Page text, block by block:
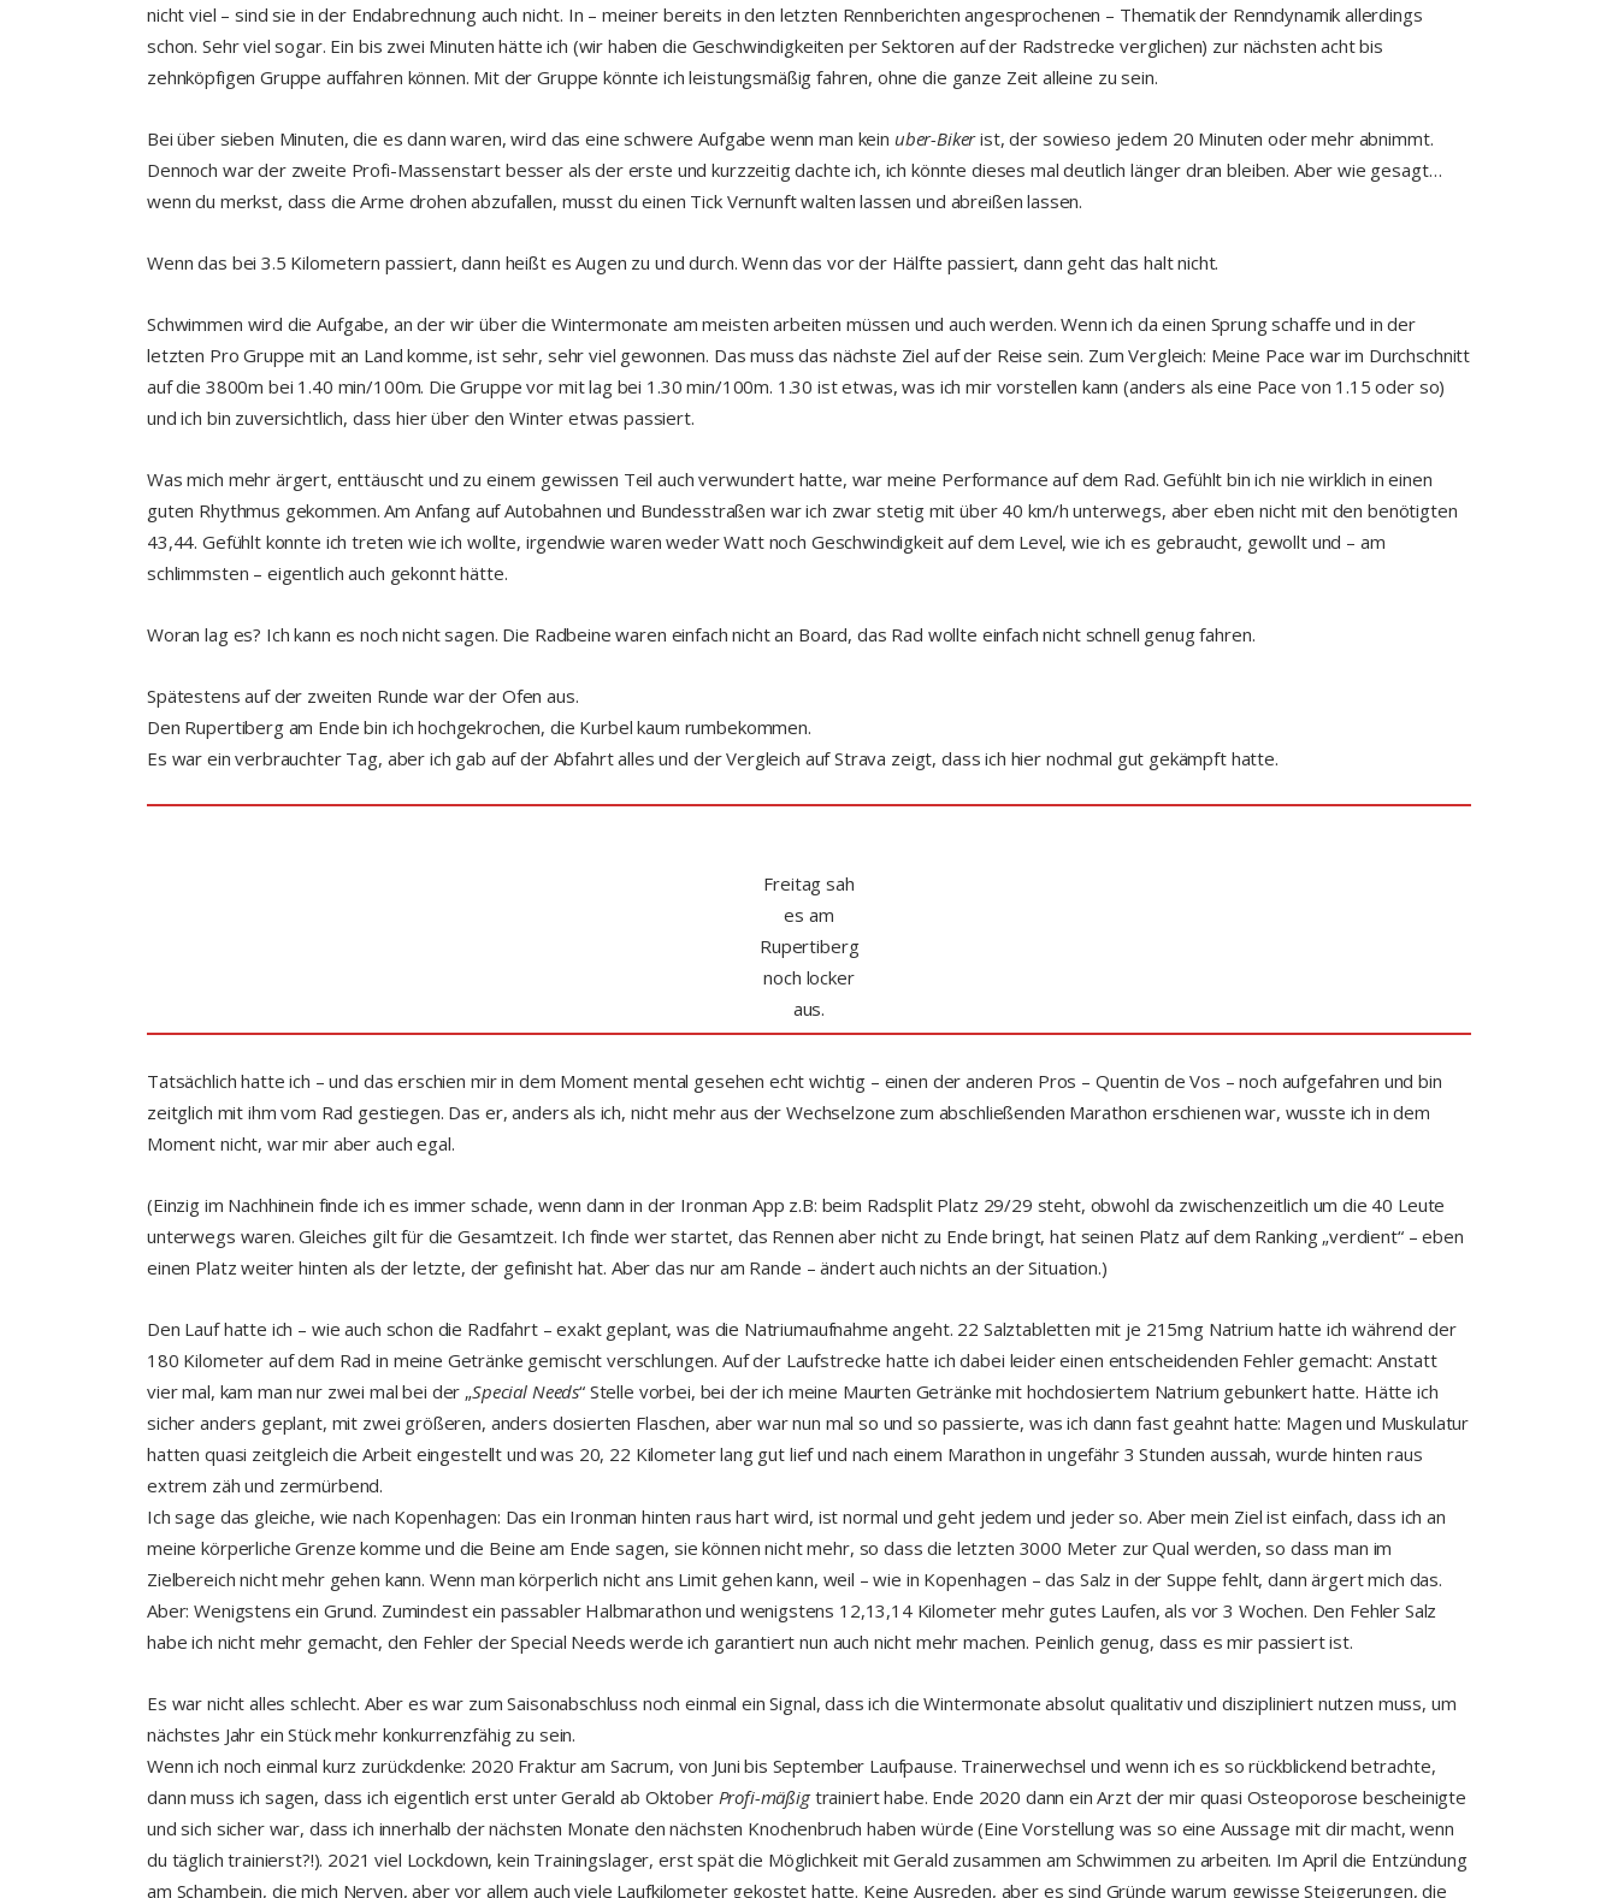
nicht viel – sind sie in der Endabrechnung auch nicht. In – meiner bereits in den letzten Rennberichten angesprochenen – Thematik der Renndynamik allerdings
schon. Sehr viel sogar. Ein bis zwei Minuten hätte ich (wir haben die Geschwindigkeiten per Sektoren auf der Radstrecke verglichen) zur nächsten acht bis
zehnköpfigen Gruppe auffahren können. Mit der Gruppe könnte ich leistungsmäßig fahren, ohne die ganze Zeit alleine zu sein.
Bei über sieben Minuten, die es dann waren, wird das eine schwere Aufgabe wenn man kein uber-Bikerist, der sowieso jedem 20 Minuten oder mehr abnimmt.
Dennoch war der zweite Profi-Massenstart besser als der erste und kurzzeitig dachte ich, ich könnte dieses mal deutlich länger dran bleiben. Aber wie gesagt…
wenn du merkst, dass die Arme drohen abzufallen, musst du einen Tick Vernunft walten lassen und abreißen lassen.
Wenn das bei 3.5 Kilometern passiert, dann heißt es Augen zu und durch. Wenn das vor der Hälfte passiert, dann geht das halt nicht.
Schwimmen wird die Aufgabe, an der wir über die Wintermonate am meisten arbeiten müssen und auch werden. Wenn ich da einen Sprung schaffe und in der
letzten Pro Gruppe mit an Land komme, ist sehr, sehr viel gewonnen. Das muss das nächste Ziel auf der Reise sein. Zum Vergleich: Meine Pace war im Durchschnitt
auf die 3800m bei 1.40 min/100m. Die Gruppe vor mit lag bei 1.30 min/100m. 1.30 ist etwas, was ich mir vorstellen kann (anders als eine Pace von 1.15 oder so)
und ich bin zuversichtlich, dass hier über den Winter etwas passiert.
Was mich mehr ärgert, enttäuscht und zu einem gewissen Teil auch verwundert hatte, war meine Performance auf dem Rad. Gefühlt bin ich nie wirklich in einen
guten Rhythmus gekommen. Am Anfang auf Autobahnen und Bundesstraßen war ich zwar stetig mit über 40 km/h unterwegs, aber eben nicht mit den benötigten
43,44. Gefühlt konnte ich treten wie ich wollte, irgendwie waren weder Watt noch Geschwindigkeit auf dem Level, wie ich es gebraucht, gewollt und – am
schlimmsten – eigentlich auch gekonnt hätte.
Woran lag es? Ich kann es noch nicht sagen. Die Radbeine waren einfach nicht an Board, das Rad wollte einfach nicht schnell genug fahren.
Spätestens auf der zweiten Runde war der Ofen aus.
Den Rupertiberg am Ende bin ich hochgekrochen, die Kurbel kaum rumbekommen.
Es war ein verbrauchter Tag, aber ich gab auf der Abfahrt alles und der Vergleich auf Strava zeigt, dass ich hier nochmal gut gekämpft hatte.
Freitag sah
es am
Rupertiberg
noch locker
aus.
Tatsächlich hatte ich – und das erschien mir in dem Moment mental gesehen echt wichtig – einen der anderen Pros – Quentin de Vos – noch aufgefahren und bin
zeitglich mit ihm vom Rad gestiegen. Das er, anders als ich, nicht mehr aus der Wechselzone zum abschließenden Marathon erschienen war, wusste ich in dem
Moment nicht, war mir aber auch egal.
(Einzig im Nachhinein finde ich es immer schade, wenn dann in der Ironman App z.B: beim Radsplit Platz 29/29 steht, obwohl da zwischenzeitlich um die 40 Leute
unterwegs waren. Gleiches gilt für die Gesamtzeit. Ich finde wer startet, das Rennen aber nicht zu Ende bringt, hat seinen Platz auf dem Ranking „verdient“ – eben
einen Platz weiter hinten als der letzte, der gefinisht hat. Aber das nur am Rande – ändert auch nichts an der Situation.)
Den Lauf hatte ich – wie auch schon die Radfahrt – exakt geplant, was die Natriumaufnahme angeht. 22 Salztabletten mit je 215mg Natrium hatte ich während der
180 Kilometer auf dem Rad in meine Getränke gemischt verschlungen. Auf der Laufstrecke hatte ich dabei leider einen entscheidenden Fehler gemacht: Anstatt
vier mal, kam man nur zwei mal bei der „Special Needs“ Stelle vorbei, bei der ich meine Maurten Getränke mit hochdosiertem Natrium gebunkert hatte. Hätte ich
sicher anders geplant, mit zwei größeren, anders dosierten Flaschen, aber war nun mal so und so passierte, was ich dann fast geahnt hatte: Magen und Muskulatur
hatten quasi zeitgleich die Arbeit eingestellt und was 20, 22 Kilometer lang gut lief und nach einem Marathon in ungefähr 3 Stunden aussah, wurde hinten raus
extrem zäh und zermürbend.
Ich sage das gleiche, wie nach Kopenhagen: Das ein Ironman hinten raus hart wird, ist normal und geht jedem und jeder so. Aber mein Ziel ist einfach, dass ich an
meine körperliche Grenze komme und die Beine am Ende sagen, sie können nicht mehr, so dass die letzten 3000 Meter zur Qual werden, so dass man im
Zielbereich nicht mehr gehen kann. Wenn man körperlich nicht ans Limit gehen kann, weil – wie in Kopenhagen – das Salz in der Suppe fehlt, dann ärgert mich das.
Aber: Wenigstens ein Grund. Zumindest ein passabler Halbmarathon und wenigstens 12,13,14 Kilometer mehr gutes Laufen, als vor 3 Wochen. Den Fehler Salz
habe ich nicht mehr gemacht, den Fehler der Special Needs werde ich garantiert nun auch nicht mehr machen. Peinlich genug, dass es mir passiert ist.
Es war nicht alles schlecht. Aber es war zum Saisonabschluss noch einmal ein Signal, dass ich die Wintermonate absolut qualitativ und diszipliniert nutzen muss, um
nächstes Jahr ein Stück mehr konkurrenzfähig zu sein.
Wenn ich noch einmal kurz zurückdenke: 2020 Fraktur am Sacrum, von Juni bis September Laufpause. Trainerwechsel und wenn ich es so rückblickend betrachte,
dann muss ich sagen, dass ich eigentlich erst unter Gerald ab Oktober Profi-mäßigtrainiert habe. Ende 2020 dann ein Arzt der mir quasi Osteoporose bescheinigte
und sich sicher war, dass ich innerhalb der nächsten Monate den nächsten Knochenbruch haben würde (Eine Vorstellung was so eine Aussage mit dir macht, wenn
du täglich trainierst?!). 2021 viel Lockdown, kein Trainingslager, erst spät die Möglichkeit mit Gerald zusammen am Schwimmen zu arbeiten. Im April die Entzündung
am Schambein, die mich Nerven, aber vor allem auch viele Laufkilometer gekostet hatte. Keine Ausreden, aber es sind Gründe warum gewisse Steigerungen, die